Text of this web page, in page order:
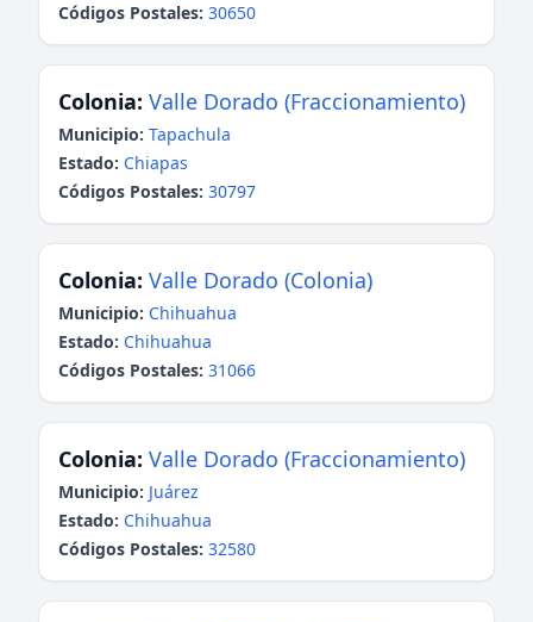
Códigos Postales: 30650
Colonia: Valle Dorado (Fraccionamiento)
Municipio: Tapachula
Estado: Chiapas
Códigos Postales: 30797
Colonia: Valle Dorado (Colonia)
Municipio: Chihuahua
Estado: Chihuahua
Códigos Postales: 31066
Colonia: Valle Dorado (Fraccionamiento)
Municipio: Juárez
Estado: Chihuahua
Códigos Postales: 32580